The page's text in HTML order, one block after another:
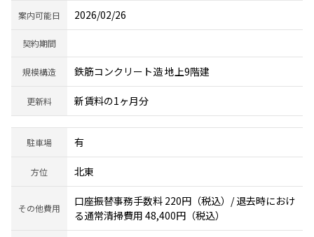
案内可能日 2026/02/26
契約期間
規模構造 鉄筋コンクリート造 地上9階建
更新料 新賃料の1ヶ月分
駐車場 有
方位 北東
その他費用
口座振替事務手数料 220円（税込）/ 退去時におけ
る通常清掃費用 48,400円（税込）